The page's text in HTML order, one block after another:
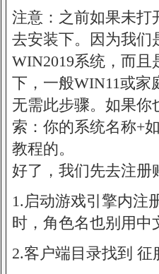
注意：之前如果未打
去安装下。因为我们
WIN2019系统，而
下，一般WIN11或家
无需此步骤。如果你
索：你的系统名称+
教程的。
好了，我们先去注册
1.启动游戏引擎内注
时，角色名也别用中
2.客户端目录找到 征